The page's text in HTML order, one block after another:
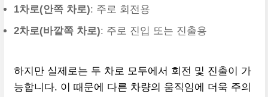
1차로(안쪽 차로): 주로 회전용
2차로(바깥쪽 차로): 주로 진입 또는 진출용
하지만 실제로는 두 차로 모두에서 회전 및 진출이 가
능합니다. 이 때문에 다른 차량의 움직임에 더욱 주의